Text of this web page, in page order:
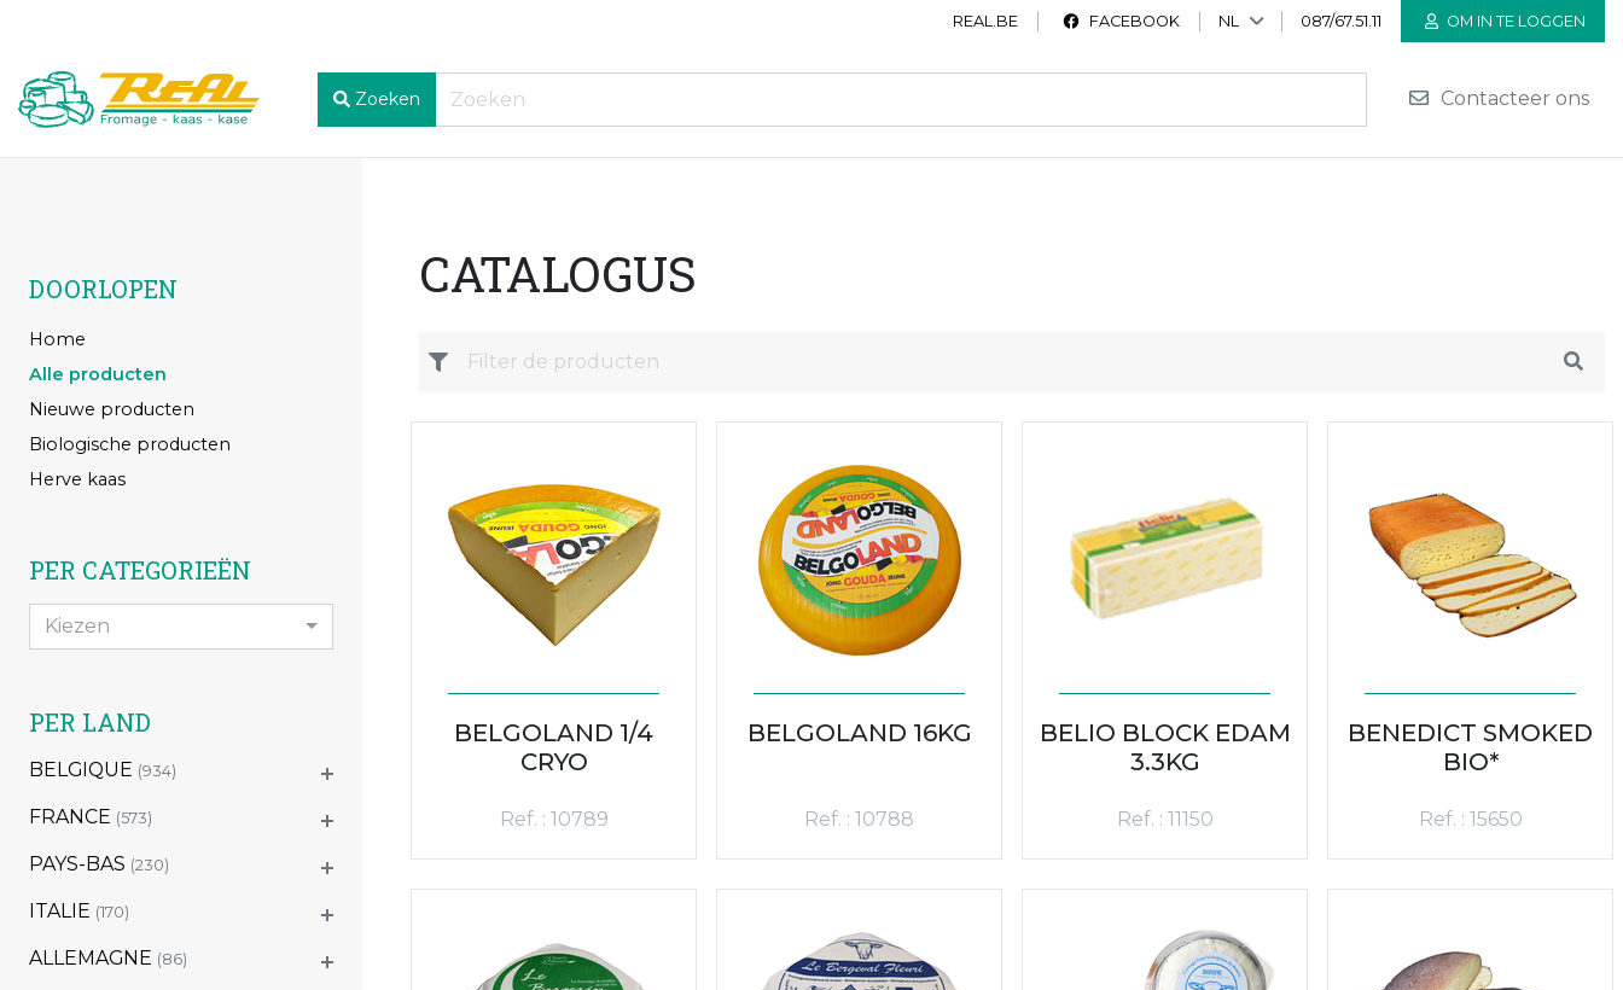
REAL.BE FACEBOOK NL 087/67.51.11 OM IN TE LOGGEN
Zoeken Contacteer ons
DOORLOPEN
Home
Alle producten
Nieuwe producten
Biologische producten
Herve kaas
PER CATEGORIEËN
Kiezen
PER LAND
BELGIQUE (934)
FRANCE (573)
PAYS-BAS (230)
ITALIE (170)
ALLEMAGNE (86)
CATALOGUS
BELGOLAND 1/4
CRYO
Ref. : 10789
BELGOLAND 16KG
Ref. : 10788
BELIO BLOCK EDAM
3.3KG
Ref. : 11150
BENEDICT SMOKED
BIO*
Ref. : 15650